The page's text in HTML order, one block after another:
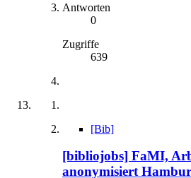
Antworten
0
Zugriffe
639
[Bib]
[bibliojobs] FaMI,
anonymisiert